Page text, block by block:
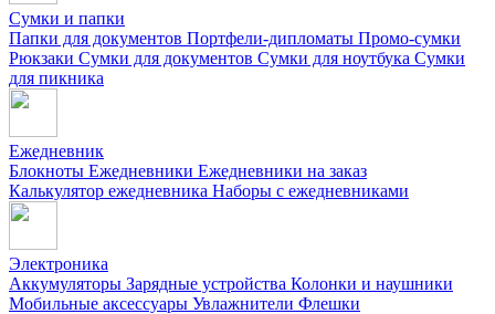
Сумки и папки
Папки для документов Портфели-дипломаты Промо-сумки
Рюкзаки Сумки для документов Сумки для ноутбука Сумки
для пикника
Ежедневник
Блокноты Ежедневники Ежедневники на заказ
Калькулятор ежедневника Наборы с ежедневниками
Электроника
Аккумуляторы Зарядные устройства Колонки и наушники
Мобильные аксессуары Увлажнители Флешки